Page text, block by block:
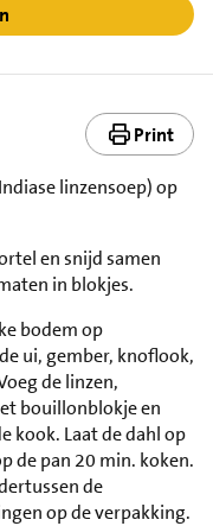
Print
linzensoep) op
en snijd samen
in blokjes.
bodem op
ui, gember, knoflook,
de linzen,
bouillonblokje en
kook. Laat de dahl op
de pan 20 min. koken.
de
op de verpakking.